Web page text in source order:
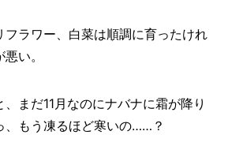
フラワー、白菜は順調に育ったけれ
い。
まだ11月なのにナバナに霜が降り
、もう凍るほど寒いの……？